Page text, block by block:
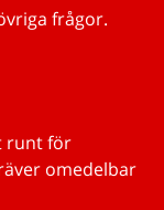
frågor.
runt för
omedelbar